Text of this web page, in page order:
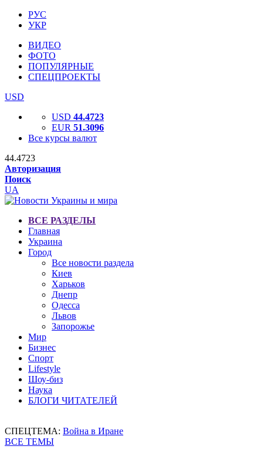
РУС
УКР
ВИДЕО
ФОТО
ПОПУЛЯРНЫЕ
СПЕЦПРОЕКТЫ
USD
USD 44.4723
EUR 51.3096
Все курсы валют
44.4723
Авторизация
Поиск
UA
ВСЕ РАЗДЕЛЫ
Главная
Украина
Город
Все новости раздела
Киев
Харьков
Днепр
Одесса
Львов
Запорожье
Мир
Бизнес
Спорт
Lifestyle
Шоу-биз
Наука
БЛОГИ ЧИТАТЕЛЕЙ
СПЕЦТЕМА: Война в Иране
ВСЕ ТЕМЫ